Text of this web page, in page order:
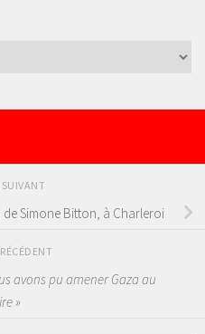
de Simone Bitton, à Charleroi
avons pu amener Gaza au
»